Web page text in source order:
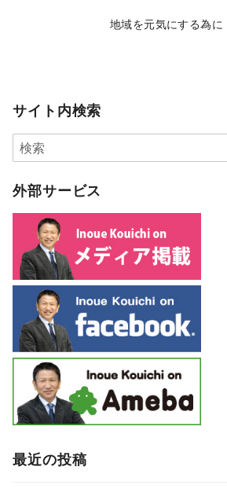
地域を元気にする為に
サイト内検索
外部サービス
最近の投稿